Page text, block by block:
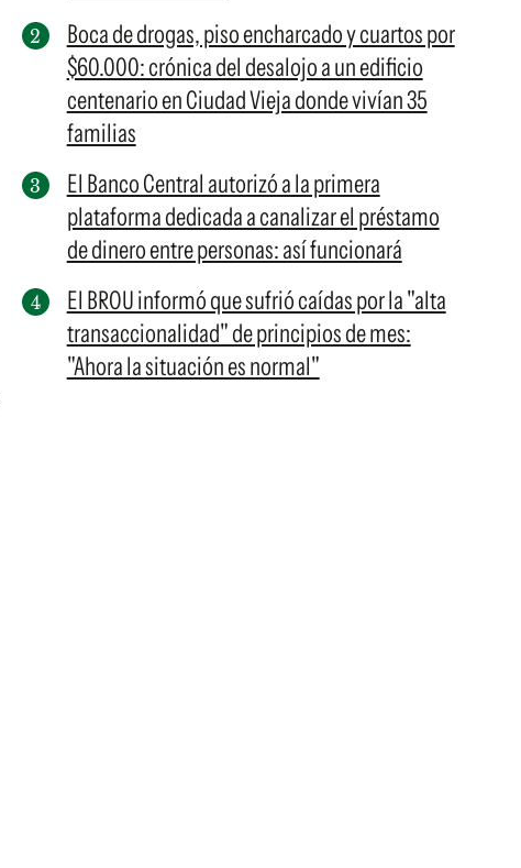
Boca de drogas, piso encharcado y cuartos por
$60.000: crónica del desalojo a un edificio
centenario en Ciudad Vieja donde vivían 35
familias
El Banco Central autorizó a la primera
plataforma dedicada a canalizar el préstamo
de dinero entre personas: así funcionará
El BROU informó que sufrió caídas por la "alta
transaccionalidad" de principios de mes:
"Ahora la situación es normal"